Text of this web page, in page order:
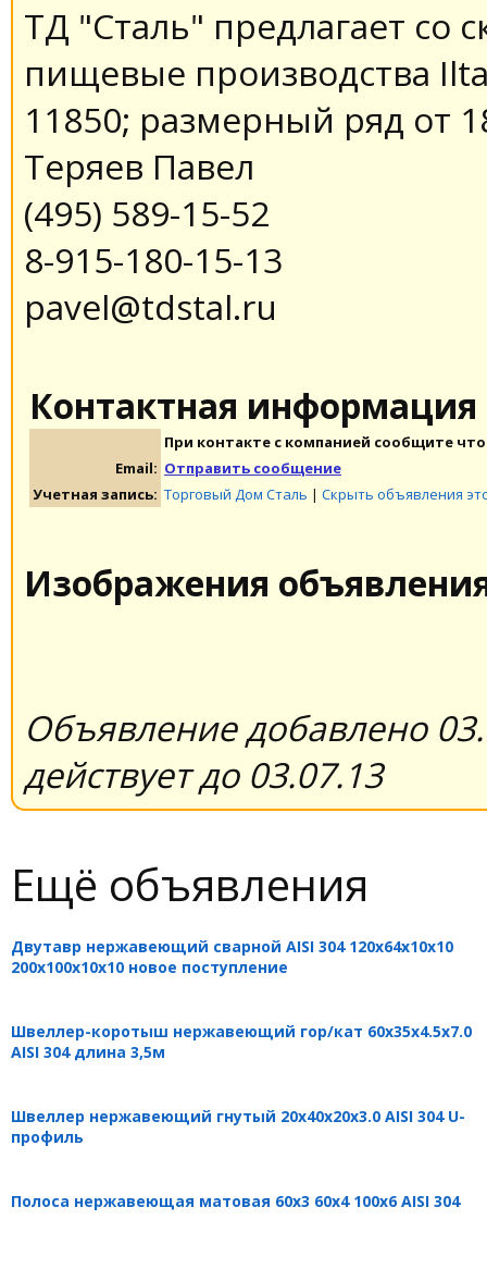
ТД "Сталь" предлагает со
пищевые производства
11850; размерный ряд от
Теряев Павел
(495) 589-15-52
8-915-180-15-13
pavel@tdstal.ru
Контактная информация
При контакте с компанией сообщите
Email: Отправить сообщение
Учетная запись: Торговый Дом Сталь | Скрыть объявления
Изображения
Объявление добавлено
действует до 03.07.13
Ещё объявления
Двутавр нержавеющий сварной AISI 304 120х64х10х10
200х100х10х10 новое поступление
Швеллер-коротыш нержавеющий гор/кат 60х35х4.5х7.0
AISI 304 длина 3,5м
Швеллер нержавеющий гнутый 20х40х20х3.0 AISI 304 U-
профиль
Полоса нержавеющая матовая 60х3 60х4 100х6 AISI 304